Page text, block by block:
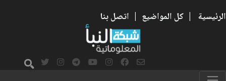
الرئيسية | كل المواضيع | اتصل بنا